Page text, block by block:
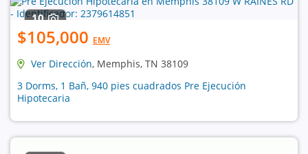
10
$105,000 EMV
Ver Dirección, Memphis, TN 38109
3 Dorms, 1 Bañ, 940 pies cuadrados Pre Ejecución
Hipotecaria